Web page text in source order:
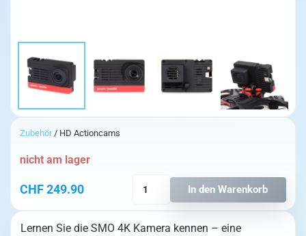
Zubehör/ HD Actioncams
CHF249.90
nicht am lager
Menge
In den Warenkorb
Lernen Sie die SMO 4K Kamera kennen – eine